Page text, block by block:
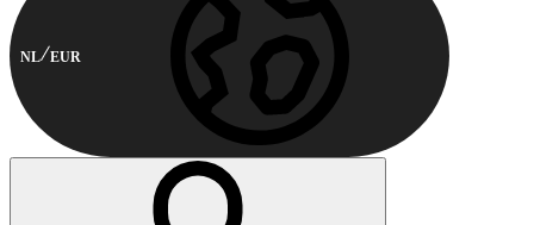
NL EUR